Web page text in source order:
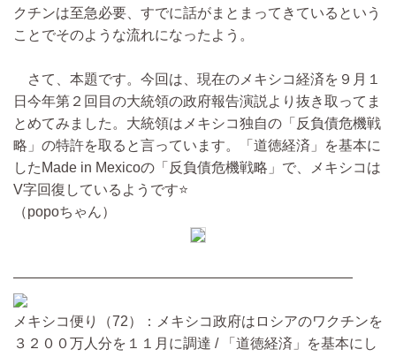
クチンは至急必要、すでに話がまとまってきているという
ことでそのような流れになったよう。
さて、本題です。今回は、現在のメキシコ経済を９月１
日今年第２回目の大統領の政府報告演説より抜き取ってま
とめてみました。大統領はメキシコ独自の「反負債危機戦
略」の特許を取ると言っています。「道徳経済」を基本に
したMade in Mexicoの「反負債危機戦略」で、メキシコは
V字回復しているようです⭐️
（popoちゃん）
————————————————————————
メキシコ便り（72）：メキシコ政府はロシアのワクチンを
３２００万人分を１１月に調達 / 「道徳経済」を基本にし